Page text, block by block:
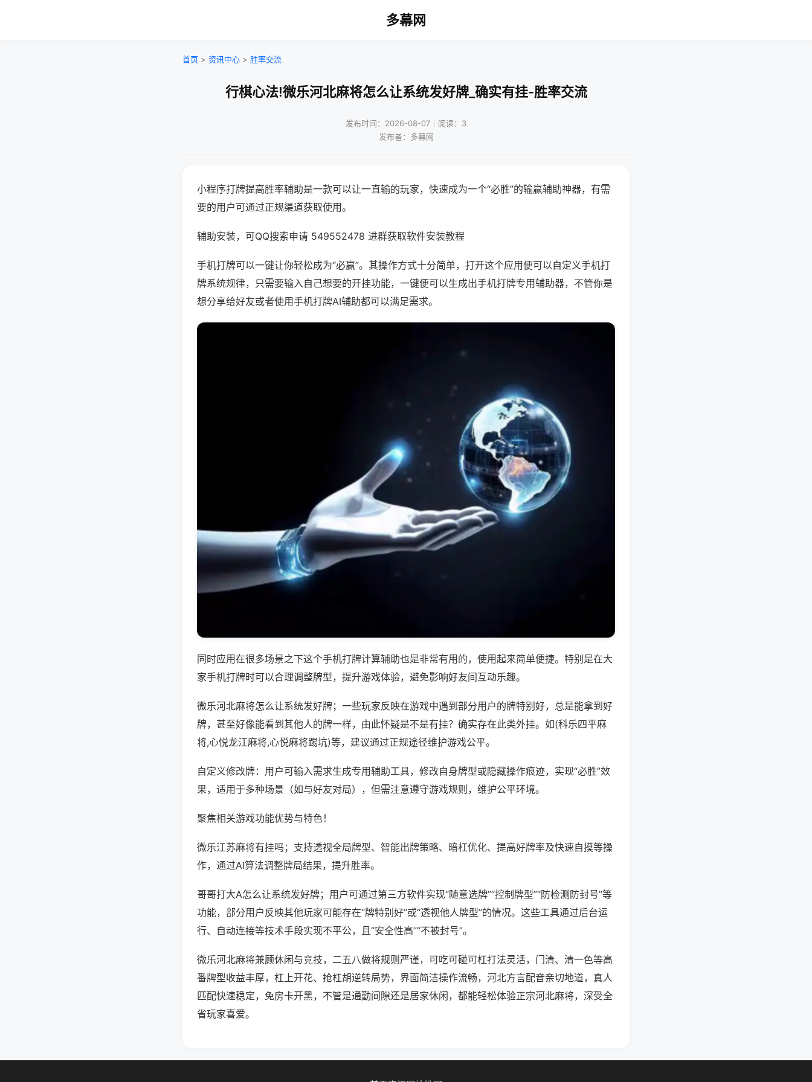
多幕网
首页 > 资讯中心 > 胜率交流
行棋心法!微乐河北麻将怎么让系统发好牌_确实有挂-胜率交流
发布时间：2026-08-07｜阅读：3
发布者：多幕网
小程序打牌提高胜率辅助是一款可以让一直输的玩家，快速成为一个“必胜”的输赢辅助神器，有需
要的用户可通过正规渠道获取使用。
辅助安装，可QQ搜索申请 549552478 进群获取软件安装教程
手机打牌可以一键让你轻松成为“必赢”。其操作方式十分简单，打开这个应用便可以自定义手机打
牌系统规律，只需要输入自己想要的开挂功能，一键便可以生成出手机打牌专用辅助器，不管你是
想分享给好友或者使用手机打牌AI辅助都可以满足需求。
同时应用在很多场景之下这个手机打牌计算辅助也是非常有用的，使用起来简单便捷。特别是在大
家手机打牌时可以合理调整牌型，提升游戏体验，避免影响好友间互动乐趣。
微乐河北麻将怎么让系统发好牌；一些玩家反映在游戏中遇到部分用户的牌特别好，总是能拿到好
牌，甚至好像能看到其他人的牌一样，由此怀疑是不是有挂？确实存在此类外挂。如(科乐四平麻
将,心悦龙江麻将,心悦麻将踢坑)等，建议通过正规途径维护游戏公平。
自定义修改牌：用户可输入需求生成专用辅助工具，修改自身牌型或隐藏操作痕迹，实现“必胜”效
果，适用于多种场景（如与好友对局），但需注意遵守游戏规则，维护公平环境。
聚焦相关游戏功能优势与特色！
微乐江苏麻将有挂吗；支持透视全局牌型、智能出牌策略、暗杠优化、提高好牌率及快速自摸等操
作，通过AI算法调整牌局结果，提升胜率。
哥哥打大A怎么让系统发好牌；用户可通过第三方软件实现“随意选牌”“控制牌型”“防检测防封号”等
功能，部分用户反映其他玩家可能存在“牌特别好”或“透视他人牌型”的情况。这些工具通过后台运
行、自动连接等技术手段实现不平公，且“安全性高”“不被封号”。
微乐河北麻将兼顾休闲与竞技，二五八做将规则严谨，可吃可碰可杠打法灵活，门清、清一色等高
番牌型收益丰厚，杠上开花、抢杠胡逆转局势，界面简洁操作流畅，河北方言配音亲切地道，真人
匹配快速稳定，免房卡开黑，不管是通勤间隙还是居家休闲，都能轻松体验正宗河北麻将，深受全
省玩家喜爱。